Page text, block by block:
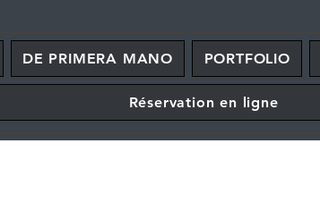
DE PRIMERA MANO PORTFOLIO
Réservation en ligne